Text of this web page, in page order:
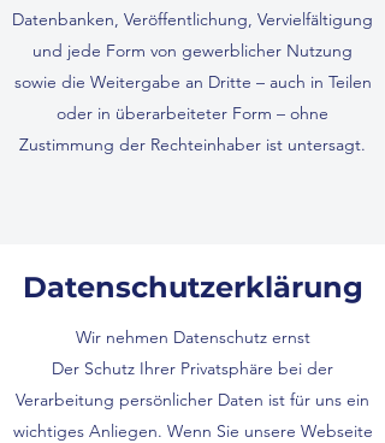
Datenbanken, Veröffentlichung, Vervielfältigung
und jede Form von gewerblicher Nutzung
sowie die Weitergabe an Dritte – auch in Teilen
oder in überarbeiteter Form – ohne
Zustimmung der Rechteinhaber ist untersagt.
Datenschutzerklärung
Wir nehmen Datenschutz ernst
Der Schutz Ihrer Privatsphäre bei der
Verarbeitung persönlicher Daten ist für uns ein
wichtiges Anliegen. Wenn Sie unsere Webseite